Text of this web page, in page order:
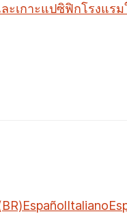
ะเกาะแปซิฟิกโรงแรม
EspañolItaliano